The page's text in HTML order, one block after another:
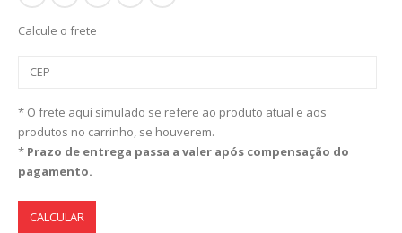
Calcule o frete
* O frete aqui simulado se refere ao produto atual e aos
produtos no carrinho, se houverem.
* Prazo de entrega passa a valer após compensação do
pagamento.
CALCULAR